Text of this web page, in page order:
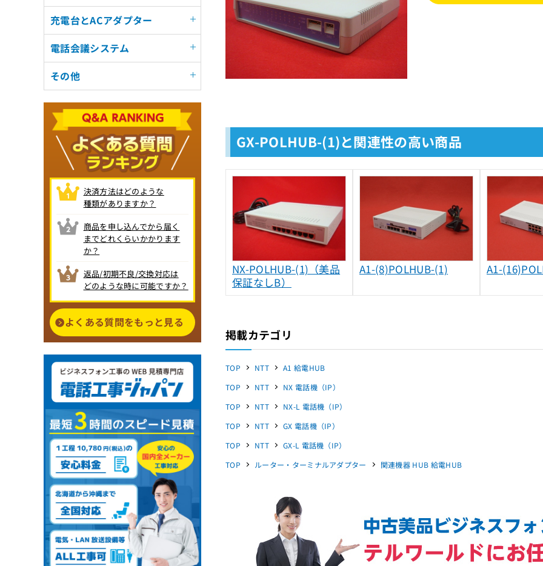
GX-POLHUB-(1)と関連性の高い商品
NX-POLHUB-(1)（美品
保証なしB）
A1-(8)POLHUB-(1) A1-
掲載カテゴリ
TOP NTT
A1 給電HUB
TOP
NTT
NX 電話機（IP）
TOP
NTT
NX-L 電話機（IP）
TOP
NTT
GX 電話機（IP）
TOP
NTT
GX-L 電話機（IP）
TOP
ルーター・ターミナルアダプター 関連機器 HUB 給電HUB
充電台とACアダプター
電話会議システム
その他
決済方法はどのような
種類がありますか？
商品を申し込んでから届く
までどれくらいかかります
か？
返品/初期不良/交換対応は
どのような時に可能ですか？
よくある質問をもっと見る